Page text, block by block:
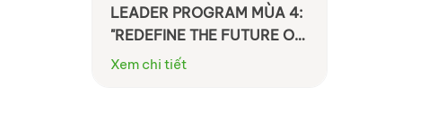
LEADER PROGRAM MÙA 4:
"REDEFINE THE FUTURE OF
GEN Z LEADERSHIP"
Xem chi tiết